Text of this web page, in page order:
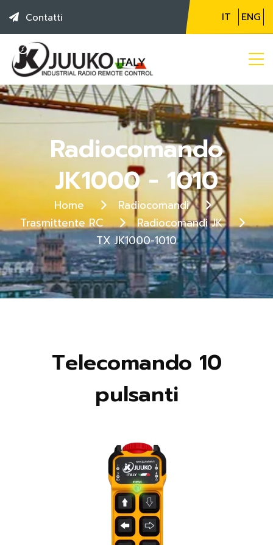
Contatti IT ENG
Radiocomando
JK1000 - 1010
Home
Radiocomandi
Trasmittente RC
Radiocomandi JK
TX JK1000-1010
Telecomando 10
pulsanti